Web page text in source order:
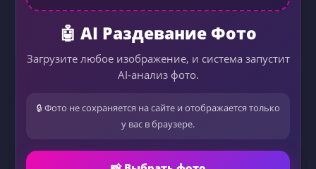
🤖 AI Раздевание Фото
Загрузите любое изображение, и система запустит
AI-анализ фото.
🔒 Фото не сохраняется на сайте и отображается только
у вас в браузере.